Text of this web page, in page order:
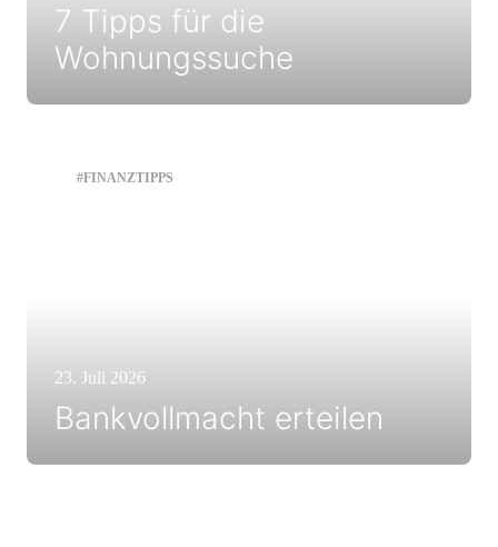
7 Tipps für die
Wohnungssuche
#FINANZTIPPS
23. Juli 2026
Bankvollmacht erteilen